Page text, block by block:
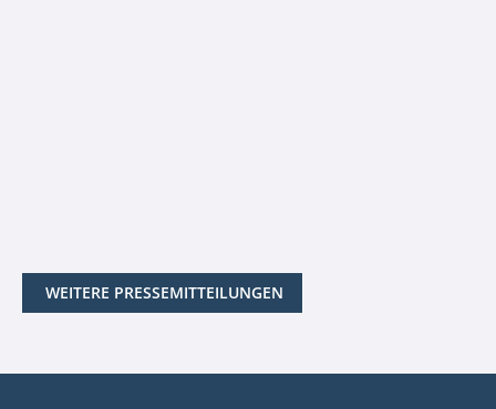
WEITERE PRESSEMITTEILUNGEN